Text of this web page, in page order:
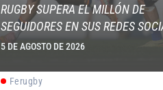
RUGBY SUPERA EL MILLÓN DE
SEGUIDORES EN SUS REDES
5 DE AGOSTO DE 2026
Ferugby